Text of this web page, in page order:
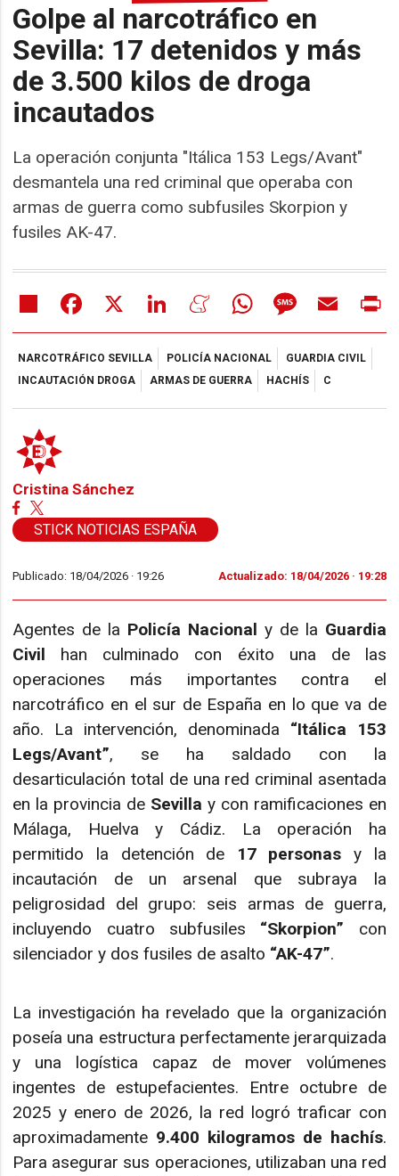
Golpe al narcotráfico en
Sevilla: 17 detenidos y más
de 3.500 kilos de droga
incautados
La operación conjunta "Itálica 153 Legs/Avant"
desmantela una red criminal que operaba con
armas de guerra como subfusiles Skorpion y
fusiles AK-47.
Share Facebook LinkedIn MeneameWhatsAppMessageEmail
NARCOTRÁFICO SEVILLA POLICÍA NACIONAL
GUARDIA CIVIL
INCAUTACIÓN DROGA
ARMAS DE GUERRA HACHÍS C
Cristina Sánchez
STICK NOTICIAS ESPAÑA
Publicado: 18/04/2026 · 19:26 Actualizado: 18/04/2026 · 19:28
Agentes de la Policía Nacional y de la Guardia
Civil han culminado con éxito una de las
operaciones más importantes contra el
narcotráfico en el sur de España en lo que va de
año. La intervención, denominada “Itálica 153
Legs/Avant”, se ha saldado con la
desarticulación total de una red criminal asentada
en la provincia de Sevilla y con ramificaciones en
Málaga, Huelva y Cádiz. La operación ha
permitido la detención de 17 personas y la
incautación de un arsenal que subraya la
peligrosidad del grupo: seis armas de guerra,
incluyendo cuatro subfusiles “Skorpion” con
silenciador y dos fusiles de asalto “AK-47”.
La investigación ha revelado que la organización
poseía una estructura perfectamente jerarquizada
y una logística capaz de mover volúmenes
ingentes de estupefacientes. Entre octubre de
2025 y enero de 2026, la red logró traficar con
aproximadamente 9.400 kilogramos de hachís.
Para asegurar sus operaciones, utilizaban una red